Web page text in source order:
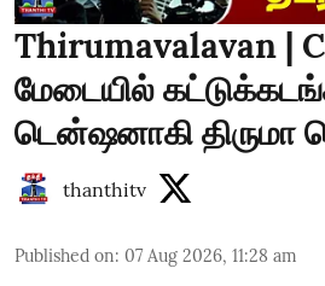
Thirumavalavan |
மேடையில்
டென்ஷனாகி திருமா
thanthitv
Published on: 07 Aug 2026, 11:28 am